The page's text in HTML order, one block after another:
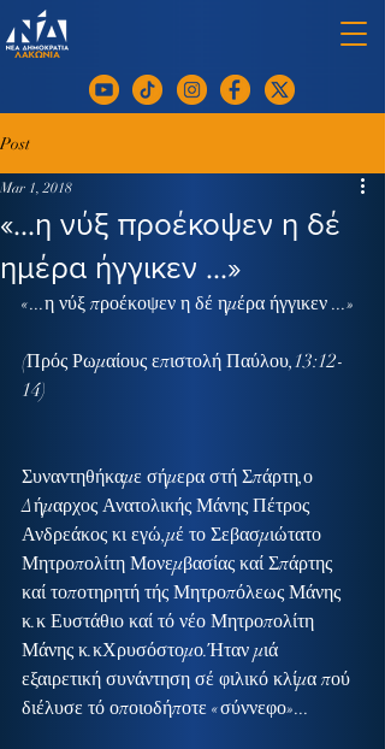
Post
«...η νύξ προέκοψεν η δέ
ημέρα ήγγικεν ...»
Mar 1, 2018
«...η νύξ προέκοψεν η δέ ημέρα ήγγικεν ...»
(Πρός Ρωμαίους επιστολή Παύλου,13:12-
14)
Συναντηθήκαμε σήμερα στή Σπάρτη,ο
Δήμαρχος Ανατολικής Μάνης Πέτρος
Ανδρεάκος κι εγώ,μέ το Σεβασμιώτατο
Μητροπολίτη Μονεμβασίας καί Σπάρτης
καί τοποτηρητή τής Μητροπόλεως Μάνης
κ.κ Ευστάθιο καί τό νέο Μητροπολίτη
Μάνης κ.κΧρυσόστομο.Ήταν μιά
εξαιρετική συνάντηση σέ φιλικό κλίμα πού
διέλυσε τό οποιοδήποτε «σύννεφο»...